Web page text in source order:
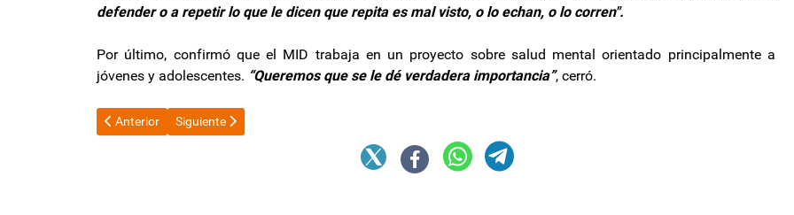
defender o a repetir lo que le dicen que repita es mal visto, o lo echan, o lo corren".
Por último, confirmó que el MID trabaja en un proyecto sobre salud mental orientado principalmente a
jóvenes y adolescentes. “Queremos que se le dé verdadera importancia”, cerró.
Artículo anterior: Villarruel: “Las diferencias deben encontrar un cauce institucional para construir acuerdos”
Anterior Artículo siguiente: Bullrich rompió el silencio tras la caliente reunión de Gabinete con Milei: "Es la personalidad del
Siguiente